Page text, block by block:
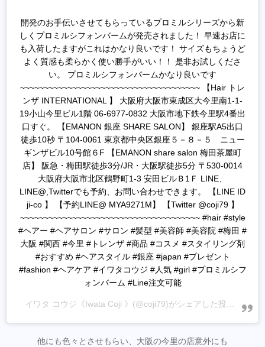
開発のお手伝いさせてもらっているプロミルシリーズから新
しくプロミルシフォンバームが発売されました！ 早速お店に
も入荷したますがこれはかなり良いです！ サイズもちょうど
よく質感も柔らかく使い勝手がいい！！ 是非お試しくださ
い。 プロミルシフォンバームかなり良いです
~~~~~~~~~~~~~~~~~~~~~~~~~~~~~~~~~~~~~~ 【Hair トレ
ンザ INTERNATIONAL 】 大阪府大阪市東成区大今里南1-1-
19小山今里ビル1階 06-6977-0832 大阪市地下鉄今里駅4番出
口すぐ。 【EMANON 銀座 SHARE SALON】 銀座駅A5出口
徒歩10秒 〒104-0061 東京都中央区銀座５－８－５ ニュー
ギンザビル10号館６F 【EMANON share salon 梅田茶屋町
店】 阪急・梅田駅徒歩3分/JR・大阪駅徒歩5分 〒530-0014
大阪府大阪市北区鶴野町1-3 安田ビルＢ1Ｆ LINE、
LINE@,Twitterでも予約、お問い合わせできます。 【LINE ID
ji-co 】 【予約LINE@ MYA9271M】 【Twitter @coji79 】
~~~~~~~~~~~~~~~~~~~~~~~~~~~~~~~~~~~~~~ #hair #style
#ヘアー #ヘアサロン #サロン #髪型 #美容師 #美容院 #梅田 #
大阪 #関西 #今里 #トレンザ #商品 #コスメ #スタイリング剤
#おすすめ #ヘアスタイル #銀座 #japan #プレゼント
#fashion #ヘアケア #イワタコウジ #人気 #girl #プロミルシフ
ォンバーム #Line注文可能
イワタ コウジ《Iwata Coji 》 (@coji79)がシェアした投稿 - 2020
他にも色々とさせもらい、大阪の今里の店意外にも